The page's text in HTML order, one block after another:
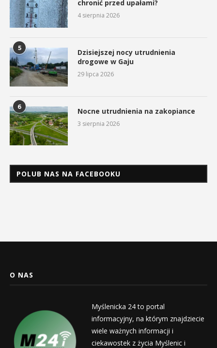
chronić przed upałami?
4 sierpnia 2026
5
Dzisiejszej nocy utrudnienia
drogowe w Gaju
29 lipca 2026
6 Nocne utrudnienia na zakopiance
3 sierpnia 2026
POLUB NAS NA FACEBOOKU
O NAS
Myślenicka 24 to portal
informacyjny, na którym znajdziecie
wiele ważnych informacji i
ciekawostek z życia Myślenic i